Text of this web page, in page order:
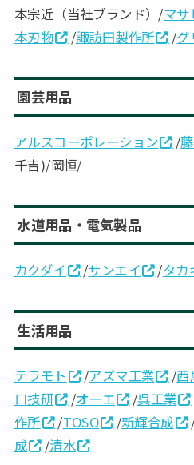
本宗近（当社ブランド）/マサ
本刃物
/諏訪田製作所 /グ
園芸用品
アルスコーポレーション /
千吉)/岡恒/
水道用品・電気製品
カクダイ /サンエイ /タカ
生活用品
テラモト /アズマ工業 /西
口技研
/オーエ /呉工業
作所
/TOSO /新輝合成
成
/清水